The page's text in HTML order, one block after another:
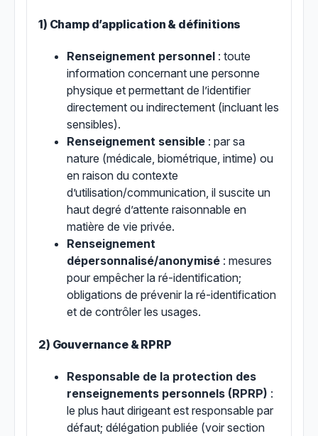
1) Champ d’application & définitions
Renseignement personnel : toute
information concernant une personne
physique et permettant de l’identifier
directement ou indirectement (incluant les
sensibles).
Renseignement sensible : par sa
nature (médicale, biométrique, intime) ou
en raison du contexte
d’utilisation/communication, il suscite un
haut degré d’attente raisonnable en
matière de vie privée.
Renseignement
dépersonnalisé/anonymisé : mesures
pour empêcher la ré-identification;
obligations de prévenir la ré-identification
et de contrôler les usages.
2) Gouvernance & RPRP
Responsable de la protection des
renseignements personnels (RPRP) :
le plus haut dirigeant est responsable par
défaut; délégation publiée (voir section